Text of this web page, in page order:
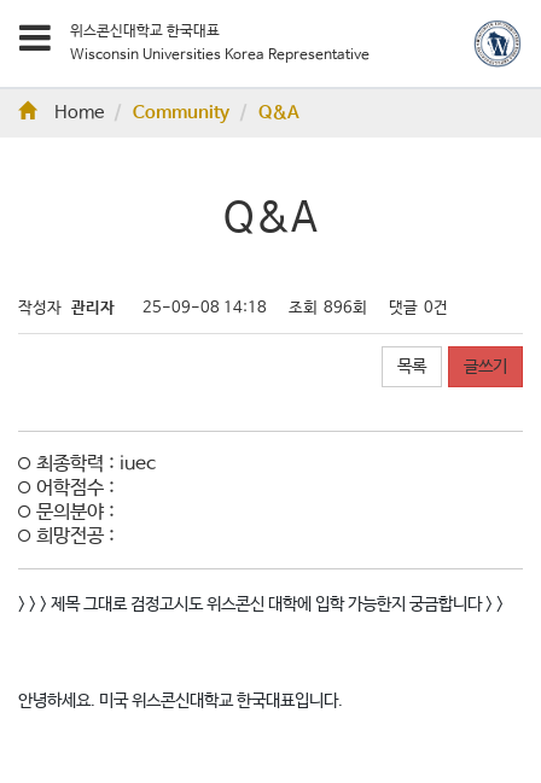
위스콘신대학교 한국대표
Wisconsin Universities Korea Representative
Home Community Q&A
Q&A
작성자 관리자 25-09-08 14:18 조회 896회 댓글 0건
목록 글쓰기
최종학력 : iuec
어학점수 :
문의분야 :
희망전공 :
> > > 제목 그대로 검정고시도 위스콘신 대학에 입학 가능한지 궁금합니다 > >
안녕하세요. 미국 위스콘신대학교 한국대표입니다.